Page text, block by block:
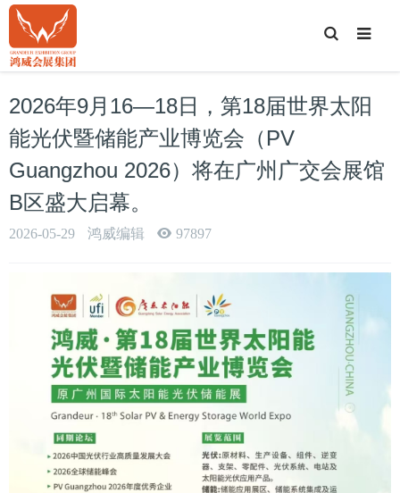
T
o
g
e
S
h
2026年9月16—18日，第18届世界太阳
能光伏暨储能产业博览会（PV
Guangzhou 2026）将在广州广交会展馆
B区盛大启幕。
2026-05-29 鸿威编辑 97897